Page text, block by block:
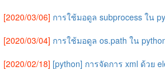
[2020/03/06] การใช้มอดูล subprocess ใน
[2020/03/04] การใช้มอดูล os.path ใน
[2020/02/18] [python] การจัดการ xml ด้วย